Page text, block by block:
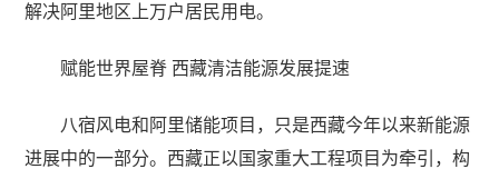
解决阿里地区上万户居民用电。
赋能世界屋脊 西藏清洁能源发展提速
八宿风电和阿里储能项目，只是西藏今年以来新能源
进展中的一部分。西藏正以国家重大工程项目为牵引，构